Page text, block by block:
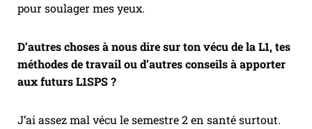
pour soulager mes yeux.
D’autres choses à nous dire sur ton vécu de la L1, tes
méthodes de travail ou d’autres conseils à apporter
aux futurs L1SPS ?
J’ai assez mal vécu le semestre 2 en santé surtout.